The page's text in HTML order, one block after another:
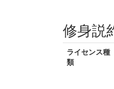
修身説
ライセンス種
類